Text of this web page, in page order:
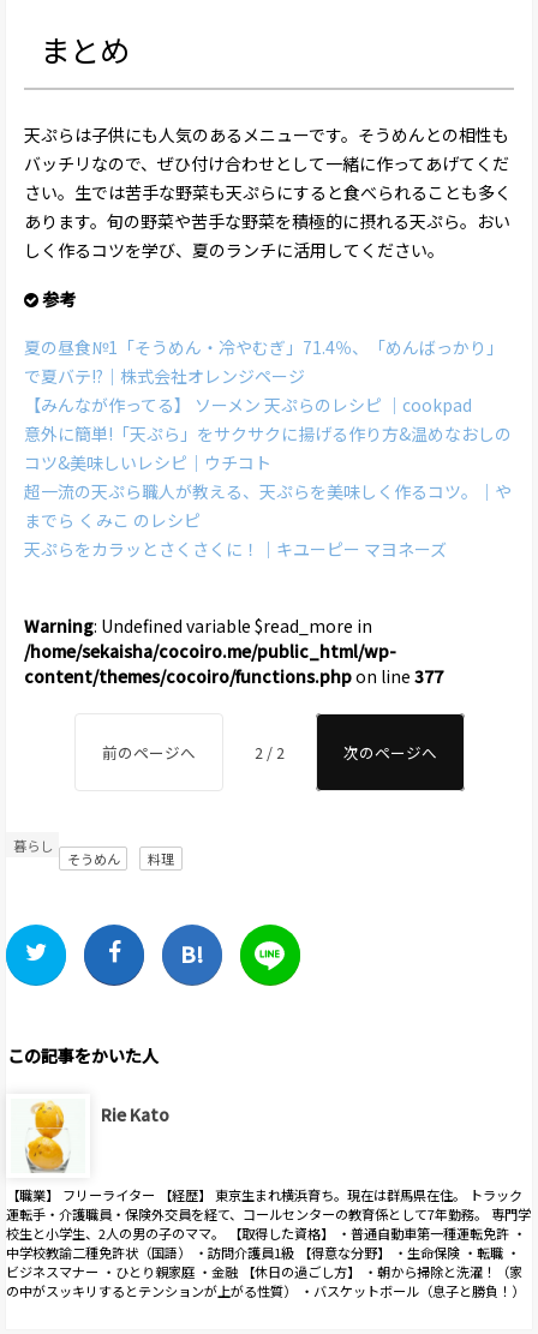
まとめ
天ぷらは子供にも人気のあるメニューです。そうめんとの相性も
バッチリなので、ぜひ付け合わせとして一緒に作ってあげてくだ
さい。生では苦手な野菜も天ぷらにすると食べられることも多く
あります。旬の野菜や苦手な野菜を積極的に摂れる天ぷら。おい
しく作るコツを学び、夏のランチに活用してください。
参考
夏の昼食№1「そうめん・冷やむぎ」71.4％、「めんばっかり」
で夏バテ!?｜株式会社オレンジページ
【みんなが作ってる】 ソーメン 天ぷらのレシピ ｜cookpad
意外に簡単!「天ぷら」をサクサクに揚げる作り方&温めなおしの
コツ&美味しいレシピ｜ウチコト
超一流の天ぷら職人が教える、天ぷらを美味しく作るコツ。｜や
までら くみこ のレシピ
天ぷらをカラッとさくさくに！｜キユーピー マヨネーズ
Warning: Undefined variable $read_more in
/home/sekaisha/cocoiro.me/public_html/wp-
content/themes/cocoiro/functions.phpon line 377
前のページへ 2 / 2 次のページへ
暮らし
そうめん 料理
この記事をかいた人
Rie Kato
【職業】 フリーライター 【経歴】 東京生まれ横浜育ち。現在は群馬県在住。 トラック
運転手・介護職員・保険外交員を経て、コールセンターの教育係として7年勤務。 専門学
校生と小学生、2人の男の子のママ。 【取得した資格】 ・普通自動車第一種運転免許 ・
中学校教諭二種免許状（国語） ・訪問介護員1級 【得意な分野】 ・生命保険 ・転職 ・
ビジネスマナー ・ひとり親家庭 ・金融 【休日の過ごし方】 ・朝から掃除と洗濯！（家
の中がスッキリするとテンションが上がる性質） ・バスケットボール（息子と勝負！）